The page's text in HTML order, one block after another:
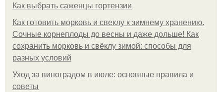
Как выбрать саженцы гортензии
Как готовить морковь и свеклу к зимнему хранению.
Сочные корнеплоды до весны и даже дольше! Как
сохранить морковь и свёклу зимой: способы для
разных условий
Уход за виноградом в июле: основные правила и
советы